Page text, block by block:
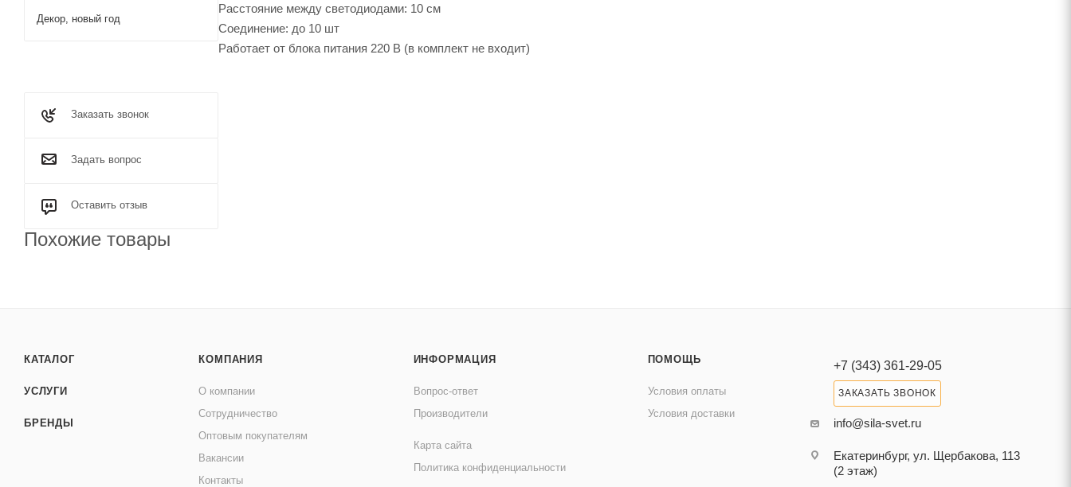
Расстояние между светодиодами: 10 см
Соединение: до 10 шт
Работает от блока питания 220 В (в комплект не входит)
Декор, новый год
Заказать звонок
Задать вопрос
Оставить отзыв
Похожие товары
КАТАЛОГ
УСЛУГИ
БРЕНДЫ
КОМПАНИЯ
О компании
Сотрудничество
Оптовым покупателям
Вакансии
Контакты
ИНФОРМАЦИЯ
Вопрос-ответ
Производители
Карта сайта
Политика конфиденциальности
ПОМОЩЬ
Условия оплаты
Условия доставки
+7 (343) 361-29-05
ЗАКАЗАТЬ ЗВОНОК
info@sila-svet.ru
Екатеринбург, ул. Щербакова, 113
(2 этаж)